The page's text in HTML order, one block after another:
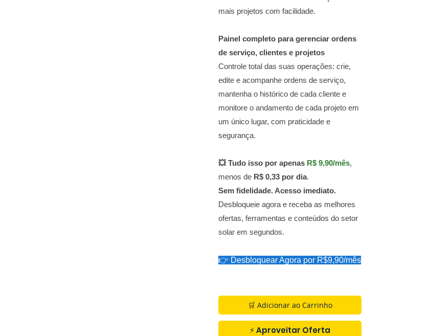
mais projetos com facilidade.
Painel completo para gerenciar ordens
de serviço, clientes e projetos
Controle total das suas operações: crie,
edite e acompanhe ordens de serviço,
mantenha o histórico de cada cliente e
monitore o andamento de cada projeto em
um único lugar, com praticidade e
segurança.
💥 Tudo isso por apenas R$ 9,90/mês,
menos de R$ 0,33 por dia.
Sem fidelidade. Acesso imediato.
Desbloqueie agora e receba as melhores
ofertas, ferramentas e conteúdos do setor
solar em segundos.
👉 Desbloquear Agora por R$9,90/mês
🛒 Adicionar ao Carrinho
⚡ Aproveitar Oferta